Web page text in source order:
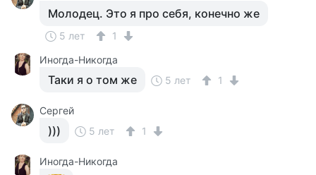
Молодец. Это я про себя, конечно же
5 лет
1
Иногда-Никогда
Таки я о том же 5 лет 1
Сергей
))) 5 лет 1
Иногда-Никогда